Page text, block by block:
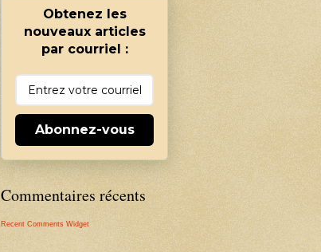
Obtenez les
nouveaux articles
par courriel :
Abonnez-vous
Commentaires récents
Recent Comments Widget